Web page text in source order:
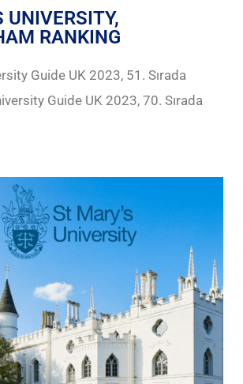
UNIVERSITY,
RANKING
Guide UK 2023, 51. Sırada
Guide UK 2023, 70. Sırada